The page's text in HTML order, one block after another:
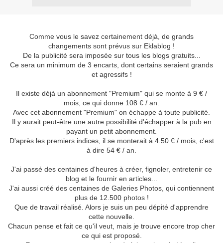
Comme vous le savez certainement déjà, de grands
changements sont prévus sur Eklablog !
De la publicité sera imposée sur tous les blogs gratuits...
Ce sera un minimum de 3 encarts, dont certains seraient grands
et agressifs !
Il existe déjà un abonnement "Premium" qui se monte à 9 € /
mois, ce qui donne 108 € / an.
Avec cet abonnement "Premium" on échappe à toute publicité.
Il y aurait peut-être une autre possibilité d'échapper à la pub en
payant un petit abonnement.
D'après les premiers indices, il se monterait à 4.50 € / mois, c'est
à dire 54 € / an.
J'ai passé des centaines d'heures à créer, fignoler, entretenir ce
blog et le fournir en articles...
J'ai aussi créé des centaines de Galeries Photos, qui contiennent
plus de 12.500 photos !
Que de travail réalisé. Alors je suis un peu dépité d'apprendre
cette nouvelle.
Chacun pense et fait ce qu'il veut, mais je trouve encore trop cher
ce qui est proposé.